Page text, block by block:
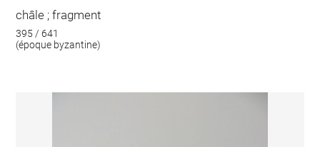
châle ; fragment
395 / 641
(époque byzantine)